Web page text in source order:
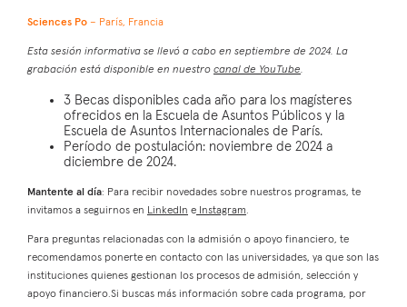
Sciences Po – París, Francia
Esta sesión informativa se llevó a cabo en septiembre de 2024. La
grabación está disponible en nuestro canal de YouTube.
3 Becas disponibles cada año para los magísteres
ofrecidos en la Escuela de Asuntos Públicos y la
Escuela de Asuntos Internacionales de París.
Período de postulación: noviembre de 2024 a
diciembre de 2024.
Mantente al día: Para recibir novedades sobre nuestros programas, te
invitamos a seguirnos en LinkedIn e Instagram.
Para preguntas relacionadas con la admisión o apoyo financiero, te
recomendamos ponerte en contacto con las universidades, ya que son las
instituciones quienes gestionan los procesos de admisión, selección y
apoyo financiero.Si buscas más información sobre cada programa, por